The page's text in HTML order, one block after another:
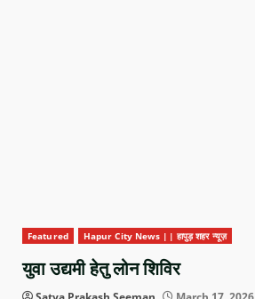
Featured Hapur City News || हापुड़ शहर न्यूज़
युवा उद्यमी हेतु लोन शिविर